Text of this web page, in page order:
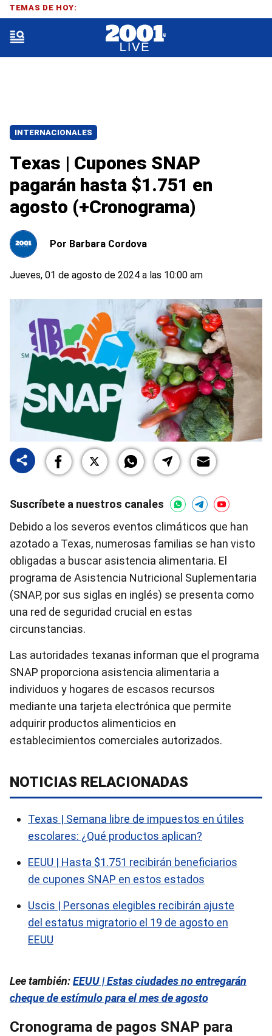
INTERNACIONALES
Texas | Cupones SNAP
pagarán hasta $1.751 en
agosto (+Cronograma)
Por Barbara Cordova
Jueves, 01 de agosto de 2024 a las 10:00 am
Suscríbete a nuestros canales
Debido a los severos eventos climáticos que han
azotado a Texas, numerosas familias se han visto
obligadas a buscar asistencia alimentaria. El
programa de Asistencia Nutricional Suplementaria
(SNAP, por sus siglas en inglés) se presenta como
una red de seguridad crucial en estas
circunstancias.
Las autoridades texanas informan que el programa
SNAP proporciona asistencia alimentaria a
individuos y hogares de escasos recursos
mediante una tarjeta electrónica que permite
adquirir productos alimenticios en
establecimientos comerciales autorizados.
NOTICIAS RELACIONADAS
Texas | Semana libre de impuestos en útiles
escolares: ¿Qué productos aplican?
EEUU | Hasta $1.751 recibirán beneficiarios
de cupones SNAP en estos estados
Uscis | Personas elegibles recibirán ajuste
del estatus migratorio el 19 de agosto en
EEUU
Lee también:EEUU | Estas ciudades no entregarán
cheque de estímulo para el mes de agosto
Cronograma de pagos SNAP para
TEMAS DE HOY: